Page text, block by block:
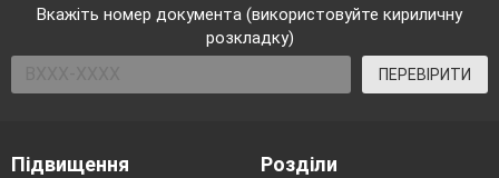
Вкажіть номер документа (використовуйте кириличну
розкладку)
ПЕРЕВІРИТИ
Підвищення
Розділи